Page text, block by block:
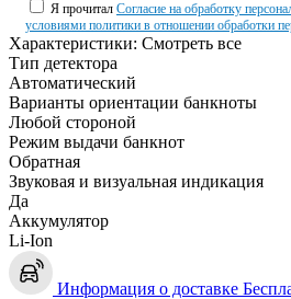
Я прочитал Согласие на обработку
условиями политики в отношении обработки
Характеристики: Смотреть все
Тип детектора
Автоматический
Варианты ориентации банкноты
Любой стороной
Режим выдачи банкнот
Обратная
Звуковая и визуальная индикация
Да
Аккумулятор
Li-Ion
Информация о доставке